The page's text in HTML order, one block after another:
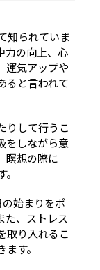
知られていま
力の向上、心
運気アップや
ると言われて
りして行うこ
をしながら意
瞑想の際に
始まりをポ
た、ストレス
取り入れるこ
す。